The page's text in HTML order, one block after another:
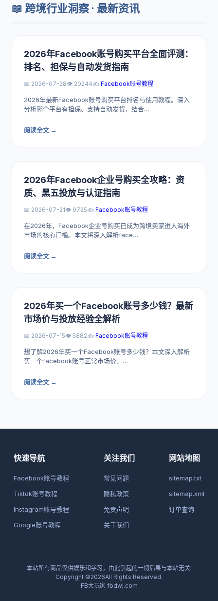
📖 跨境行业洞察 · 最新资讯
2026年Facebook账号购买平台全面评测：
排名、担保与自动发货指南
📅 2026-07-28👁️ 20244✍️ Facebook账号教程
2026年最新Facebook账号购买平台排名与使用教程。深入
分析哪个平台有担保、支持自动发货，结合…
阅读全文 →
2026年Facebook企业号购买全攻略：资
质、黑五投放与认证指南
📅 2026-07-21👁️ 9725✍️ Facebook账号教程
在2026年，Facebook企业号购买已成为跨境卖家进入海外
市场的核心门槛。本文将深入解析face…
阅读全文 →
2026年买一个Facebook账号多少钱？最新
市场价与投放经验全解析
📅 2026-07-15👁️ 5882✍️ Facebook账号教程
想了解2026年买一个Facebook账号多少钱？本文深入解析
买一个facebook账号正常市场价、…
阅读全文 →
快速导航
Facebook账号教程
Tiktok账号教程
Instagram账号教程
Google账号教程
关注我们
常见问题
隐私政策
免责声明
关于我们
网站地图
sitemap.txt
sitemap.xml
订单查询
本站所有商品仅供娱乐和学习，由此引起的一切后果与本站无关!
Copyright ©2026All Rights Reserved.
FB大玩家fbdwj.com